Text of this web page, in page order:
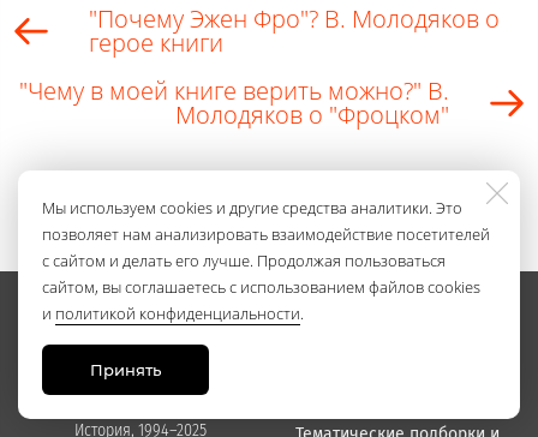
"Почему Эжен Фро"? В. Молодяков о
герое книги
"Чему в моей книге верить можно?" В.
Молодяков о "Фроцком"
История, 1994–2025
Мы используем cookies и другие средства аналитики. Это
позволяет нам анализировать взаимодействие посетителей
с сайтом и делать его лучше. Продолжая пользоваться
сайтом, вы соглашаетесь с использованием файлов cookies
и политикой конфиденциальности.
Принять